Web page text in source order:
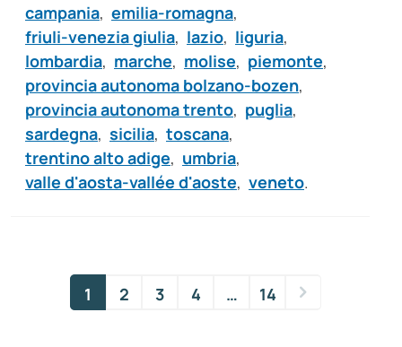
campania, emilia-romagna,
friuli-venezia giulia, lazio, liguria,
lombardia, marche, molise, piemonte,
provincia autonoma bolzano-bozen,
provincia autonoma trento, puglia,
sardegna, sicilia, toscana,
trentino alto adige, umbria,
valle d'aosta-vallée d'aoste, veneto.
1 2 3 4 … 14